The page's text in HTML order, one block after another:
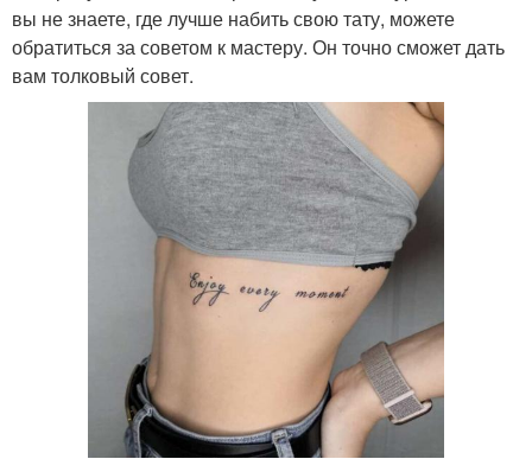
вы не знаете, где лучше набить свою тату, можете
обратиться за советом к мастеру. Он точно сможет дать
вам толковый совет.